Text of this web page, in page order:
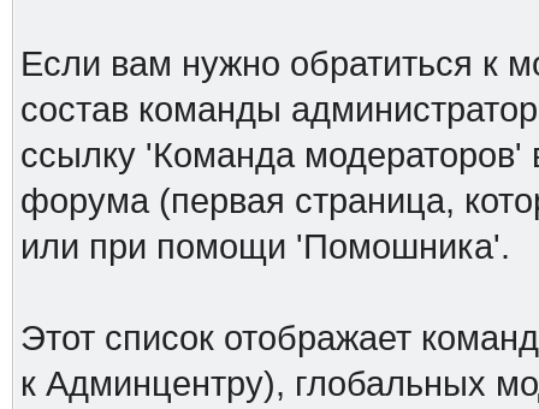
Если вам нужно обратиться к
состав команды
ссылку 'Команда модераторов'
форума (первая страница,
или при помощи 'Помошника'.
Этот список отображает
к Админцентру), глобальных